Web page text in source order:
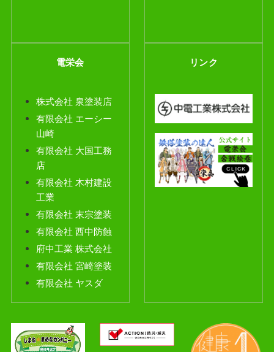
電栄会
株式会社 泉塗装店
有限会社 エーシー
山崎
有限会社 大国工務
店
有限会社 木村建設
工業
有限会社 末宗塗装
有限会社 西中防蝕
府中工業 株式会社
有限会社 宮崎塗装
有限会社 ヤスダ
リンク